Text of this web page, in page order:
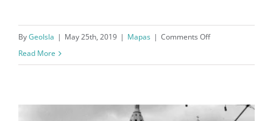
ByGeoIsla | May 25th, 2019 | Mapas | Comments Offon
(1902)
Read More